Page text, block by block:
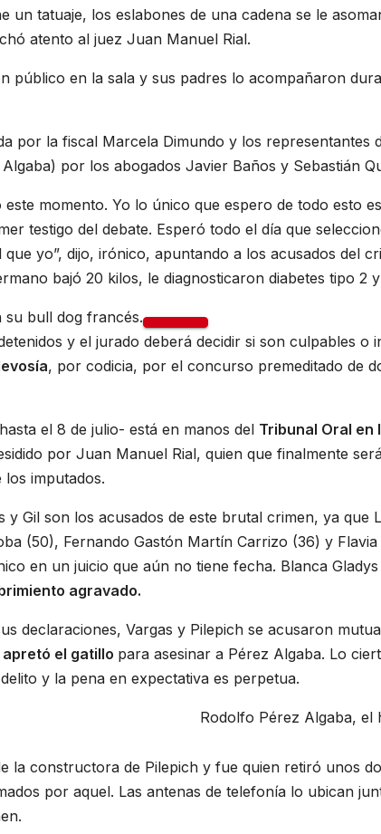
un tatuaje, los eslabones de una cadena se le
atento al juez Juan Manuel Rial.
público en la sala y sus padres lo acompañaron
por la fiscal Marcela Dimundo y los representantes
por los abogados Javier Baños y Sebastián
este momento. Yo lo único que espero de todo esto es
testigo del debate. Esperó todo el día que
que yo”, dijo, irónico, apuntando a los acusados del
bajó 20 kilos, le diagnosticaron diabetes tipo 2
su bull dog francés.
y el jurado deberá decidir si son culpables o
, por codicia, por el concurso premeditado de
el 8 de julio- está en manos del Tribunal Oral en
por Juan Manuel Rial, quien que finalmente
imputados.
y Gil son los acusados de este brutal crimen, ya que
(50), Fernando Gastón Martín Carrizo (36) y
en un juicio que aún no tiene fecha. Blanca
agravado.
declaraciones, Vargas y Pilepich se acusaron
el gatillo para asesinar a Pérez Algaba. Lo
y la pena en expectativa es perpetua.
Rodolfo Pérez Algaba, el
la constructora de Pilepich y fue quien retiró unos
por aquel. Las antenas de telefonía lo ubican